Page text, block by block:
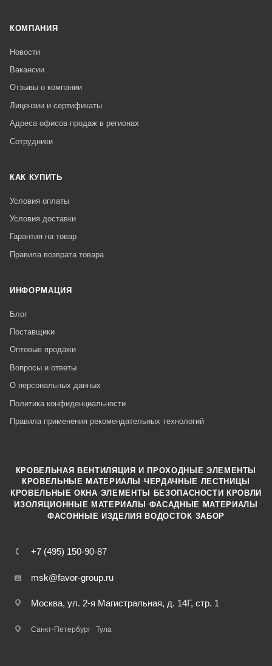
КОМПАНИЯ
Новости
Вакансии
Отзывы о компании
Лицензии и сертификаты
Адреса офисов продаж в регионах
Сотрудники
КАК КУПИТЬ
Условия оплаты
Условия доставки
Гарантия на товар
Правила возврата товара
ИНФОРМАЦИЯ
Блог
Поставщики
Оптовые продажи
Вопросы и ответы
О персональных данных
Политика конфиденциальности
Правила применения рекомендательных технологий
+7 (495) 150-90-87
msk@favor-group.ru
Москва, ул. 2-я Магистральная, д. 14Г, стр. 1
Санкт-Петербург Тула
КРОВЕЛЬНАЯ ВЕНТИЛЯЦИЯ И ПРОХОДНЫЕ ЭЛЕМЕНТЫ
КРОВЕЛЬНЫЕ МАТЕРИАЛЫ ·ЧЕРДАЧНЫЕ ЛЕСТНИЦЫ
КРОВЕЛЬНЫЕ ОКНА ·ЭЛЕМЕНТЫ БЕЗОПАСНОСТИ КРОВЛИ
ИЗОЛЯЦИОННЫЕ МАТЕРИАЛЫ ·ФАСАДНЫЕ МАТЕРИАЛЫ
ФАСОННЫЕ ИЗДЕЛИЯ ·ВОДОСТОК ·ЗАБОР